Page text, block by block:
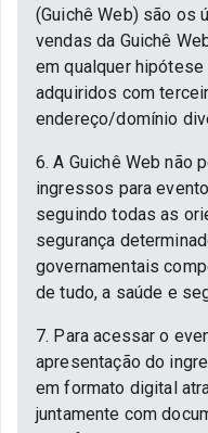
(Guichê Web) são os
vendas da Guichê
em qualquer
adquiridos com
endereço/domínio
6. A Guichê Web não
ingressos para
seguindo todas as
segurança
governamentais
de tudo, a saúde e
7. Para acessar o
apresentação do
em formato digital
juntamente com